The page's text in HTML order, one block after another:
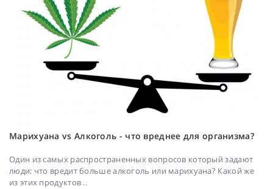
Марихуана vs Алкоголь - что вреднее для организма?
Один из самых распространенных вопросов который задают
люди: что вредит больше алкоголь или марихуана? Какой же
из этих продуктов ..